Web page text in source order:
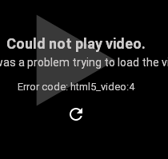
Could not play video.
a problem trying to load the
Error code: html5_video:4